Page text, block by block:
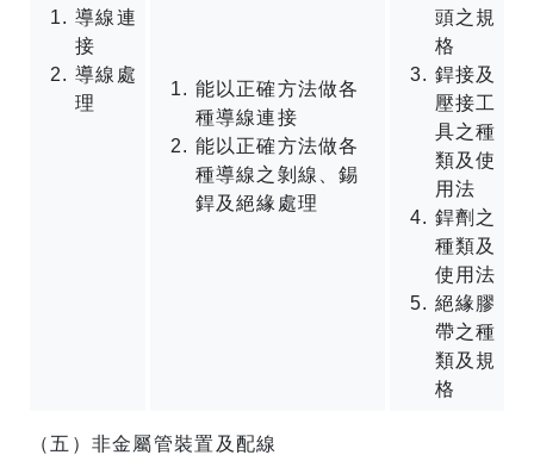
導線連
接
導線處
理
能以正確方法做各
種導線連接
能以正確方法做各
種導線之剝線、錫
銲及絕緣處理
頭之規
格
銲接及
壓接工
具之種
類及使
用法
銲劑之
種類及
使用法
絕緣膠
帶之種
類及規
格
（五）非金屬管裝置及配線